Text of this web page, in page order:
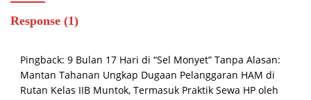
Response (1)
Pingback: 9 Bulan 17 Hari di “Sel Monyet” Tanpa Alasan:
Mantan Tahanan Ungkap Dugaan Pelanggaran HAM di
Rutan Kelas IIB Muntok, Termasuk Praktik Sewa HP oleh